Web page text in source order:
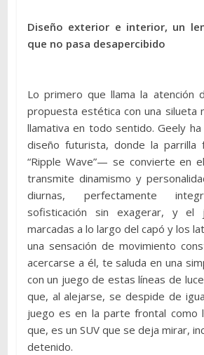
Diseño exterior e interior, un
que no pasa desapercibido
Lo primero que llama la atención
propuesta estética con una silueta
llamativa en todo sentido. Geely
diseño futurista, donde la parrilla
“Ripple Wave”— se convierte en
transmite dinamismo y
diurnas, perfectamente
sofisticación sin exagerar, y el
marcadas a lo largo del capó y los
una sensación de movimiento
acercarse a él, te saluda en una
con un juego de estas líneas de
que, al alejarse, se despide de
juego es en la parte frontal como
que, es un SUV que se deja mirar,
detenido.